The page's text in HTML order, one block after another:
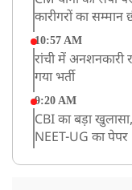
कारीगरों का सम्मान
10:57 AM
रांची में अनशनकारी
गया भर्ती
9:20 AM
CBI का बड़ा
NEET-UG का पेपर
उत्तराखंड: